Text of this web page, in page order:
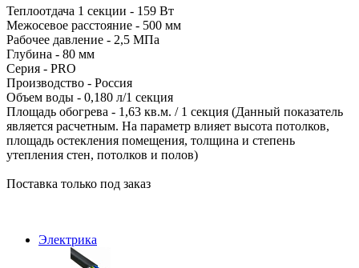
Теплоотдача 1 секции - 159 Вт
Межосевое расстояние - 500 мм
Рабочее давление - 2,5 МПа
Глубина - 80 мм
Серия - PRO
Производство - Россия
Объем воды - 0,180 л/1 секция
Площадь обогрева - 1,63 кв.м. / 1 секция (Данный показатель
является расчетным. На параметр влияет высота потолков,
площадь остекления помещения, толщина и степень
утепления стен, потолков и полов)
Поставка только под заказ
Электрика